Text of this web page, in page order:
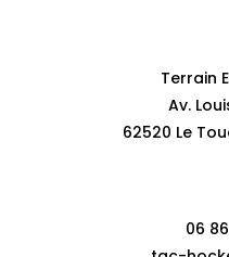
Terrain
Av.
62520 Le
06